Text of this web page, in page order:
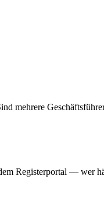
mehrere
Registerportal — wer